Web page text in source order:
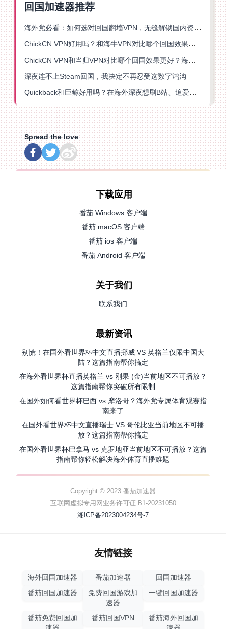
回国加速器推荐
海外党必看：如何选对回国翻墙VPN，无缝解锁国内资源？
ChickCN VPN好用吗？和海牛VPN对比哪个回国效果更好？
ChickCN VPN和当归VPN对比哪个回国效果更好？海外党亲测后选了它
深夜连不上Steam回国，我决定不再忍受这数字鸿沟
Quickback和巨鲸好用吗？在海外深夜想刷B站、追爱奇艺的你，或许正需要这份答案
Spread the love
下载应用
番茄 Windows 客户端
番茄 macOS 客户端
番茄 ios 客户端
番茄 Android 客户端
关于我们
联系我们
最新资讯
别慌！在国外看世界杯中文直播挪威 VS 英格兰仅限中国大
陆？这篇指南帮你搞定
在海外看世界杯直播英格兰 vs 刚果 (金)当前地区不可播放？
这篇指南帮你突破所有限制
在国外如何看世界杯巴西 vs 摩洛哥？海外党专属体育观赛指
南来了
在国外看世界杯中文直播瑞士 VS 哥伦比亚当前地区不可播
放？这篇指南帮你搞定
在国外看世界杯巴拿马 vs 克罗地亚当前地区不可播放？这篇
指南帮你轻松解决海外体育直播难题
Copyright © 2023 番茄加速器
互联网虚拟专用网业务许可证 B1-20231050
湘ICP备2023004234号-7
友情链接
海外回国加速器 番茄加速器
回国加速器
番茄回国加速器
免费回国游戏加
速器
一键回国加速器
番茄免费回国加
番茄回国VPN
番茄海外回国加